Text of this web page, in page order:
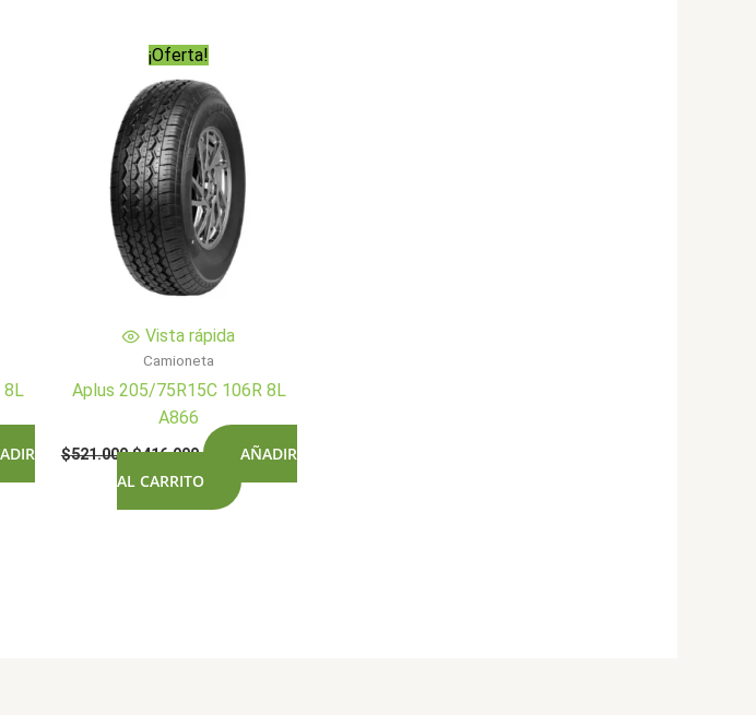
8L
¡Oferta!
Vista rápida
Camioneta
Aplus 205/75R15C 106R 8L
A866
$521.000El
original
era:
$416.900El
actual
es:
AÑADIR
AL CARRITO